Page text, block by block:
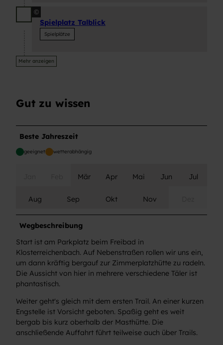
©
Spielplatz Talblick
Spielplätze
Mehr anzeigen
Gut zu wissen
Beste Jahreszeit
geeignet wetterabhängig
Mär Apr Mai Jun Jul
Aug Sep Okt Nov
Wegbeschreibung
Start ist am Parkplatz beim Freibad in
Klosterreichenbach. Auf Nebenstraßen rollen wir uns ein,
um dann kräftig bergauf zur Zimmerplatzhütte zu radeln.
Die Aussicht von hier in mehrere verschiedene Täler ist
phantastisch.
Weiter geht's gleich mit dem ersten Trail. An einer kurzen
Engstelle ist Vorsicht geboten. Spaßig geht es weit
bergab bis kurz oberhalb der Masthütte. Die
anschließende Auffahrt führt teilweise auch über Trails.